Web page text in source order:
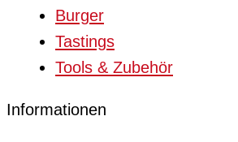
Burger
Tastings
Tools & Zubehör
Informationen